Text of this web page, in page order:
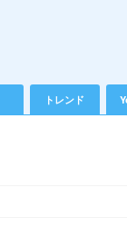
トレンド